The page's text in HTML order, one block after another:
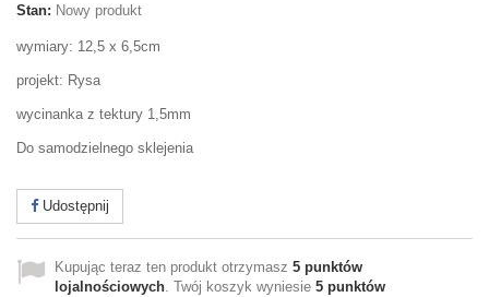
Stan: Nowy produkt
wymiary: 12,5 x 6,5cm
projekt: Rysa
wycinanka z tektury 1,5mm
Do samodzielnego sklejenia
Udostępnij
Kupując teraz ten produkt otrzymasz 5 punktów
lojalnościowych. Twój koszyk wyniesie 5 punktów